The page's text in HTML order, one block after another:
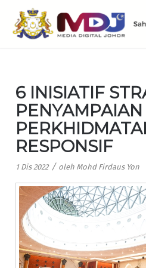
6 INISIATIF
PENYAMPAIAN
RESPONSIF
1 Dis 2022 / oleh Mohd Firdaus Yon